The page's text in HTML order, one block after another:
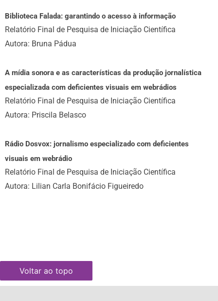
Biblioteca Falada: garantindo o acesso à informação
Relatório Final de Pesquisa de Iniciação Científica
Autora: Bruna Pádua
A mídia sonora e as características da produção jornalística
especializada com deficientes visuais em webrádios
Relatório Final de Pesquisa de Iniciação Científica
Autora: Priscila Belasco
Rádio Dosvox: jornalismo especializado com deficientes
visuais em webrádio
Relatório Final de Pesquisa de Iniciação Científica
Autora: Lilian Carla Bonifácio Figueiredo
Voltar ao topo